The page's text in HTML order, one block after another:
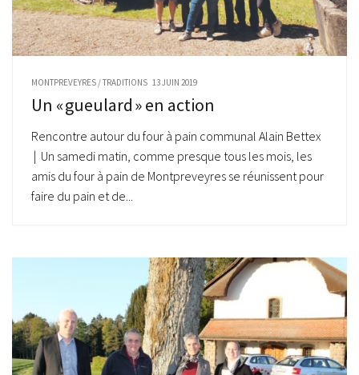
MONTPREVEYRES /TRADITIONS 13 JUIN 2019
Un « gueulard » en action
Rencontre autour du four à pain communal Alain Bettex
| Un samedi matin, comme presque tous les mois, les
amis du four à pain de Montpreveyres se réunissent pour
faire du pain et de...